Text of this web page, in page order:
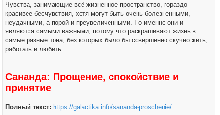
Чувства, занимающие всё жизненное пространство, гораздо
красивее бесчувствия, хотя могут быть очень болезненными,
неудачными, а порой и преувеличенными. Но именно они и
являются самыми важными, потому что раскрашивают жизнь в
самые разные тона, без которых было бы совершенно скучно жить,
работать и любить.
Сананда: Прощение, спокойствие и
принятие
Полный текст: https://galactika.info/sananda-proschenie/